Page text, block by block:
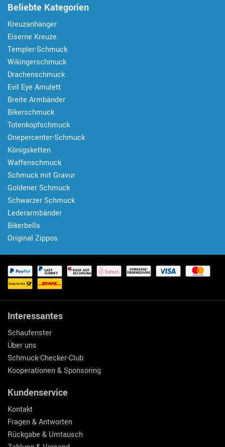
Beliebte Kategorien
Kreuzanhänger
Eiserne Kreuze
Templer-Schmuck
Wikingerschmuck
Drachenschmuck
Evil Eye Amulett
Breite Armbänder
Bikerschmuck
Totenkopfschmuck
Onepercenter-Schmuck
Königsketten
Waffenschmuck
Schmuck mit Gravur
Goldener Schmuck
Schwarzer Schmuck
Lederarmbänder
Bikerbells
Original Zippos
Interessantes
Schaufenster
Über uns
Schmuck-Checker-Club
Kooperationen & Sponsoring
Kundenservice
Kontakt
Fragen & Antworten
Rückgabe & Umtausch